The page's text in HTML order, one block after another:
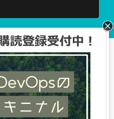
DevOpsに関する
ています。